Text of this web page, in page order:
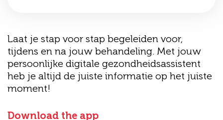
Laat je stap voor stap begeleiden voor,
tijdens en na jouw behandeling. Met jouw
persoonlijke digitale gezondheidsassistent
heb je altijd de juiste informatie op het juiste
moment!
Download the app